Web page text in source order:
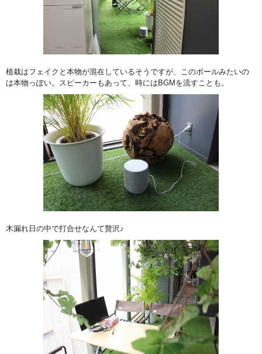
植栽はフェイクと本物が混在しているそうですが、このボールみたいの
は本物っぽい。スピーカーもあって、時にはBGMを流すことも。
木漏れ日の中で打合せなんて贅沢♪